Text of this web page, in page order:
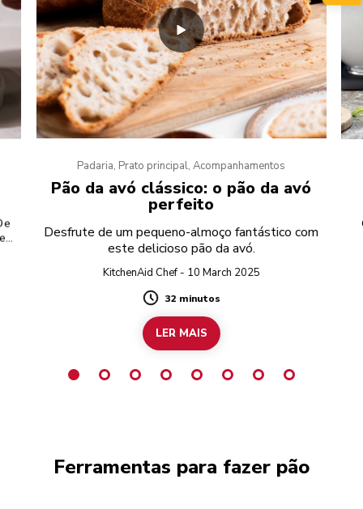
Padaria, Prato principal, Acompanhamentos
Pão da avó clássico: o pão da avó
perfeito
Desfrute de um pequeno-almoço fantástico com
este delicioso pão da avó.
KitchenAid Chef - 10 March 2025
Duration
32 minutos
LER MAIS
Ferramentas para fazer pão